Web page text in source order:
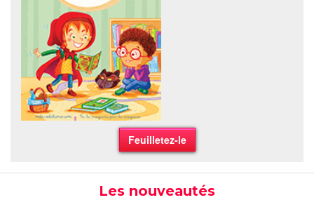
Feuilletez-le
Les nouveautés